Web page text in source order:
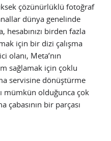
çözünürlüklü fotoğraf
dünya genelinde
hesabınızı birden fazla
için bir dizi çalışma
olanı, Meta’nın
sağlamak için çoklu
servisine dönüştürme
mümkün olduğunca çok
çabasının bir parçası